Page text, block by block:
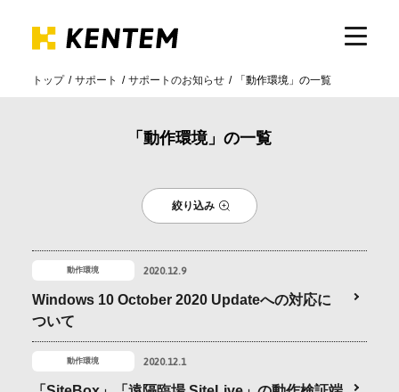
サポート
イベント・セミナー
トップ サポート サポートのお知らせ 「動作環境」の一覧
「動作環境」の一覧
絞り込み
動作環境 2020.12.9
Windows 10 October 2020 Updateへの対応に
ついて
動作環境 2020.12.1